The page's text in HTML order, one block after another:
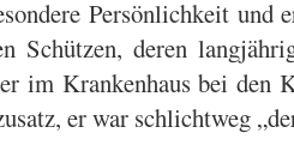
Persönlichkeit und
Schützen, deren
im Krankenhaus bei den
er war schlichtweg